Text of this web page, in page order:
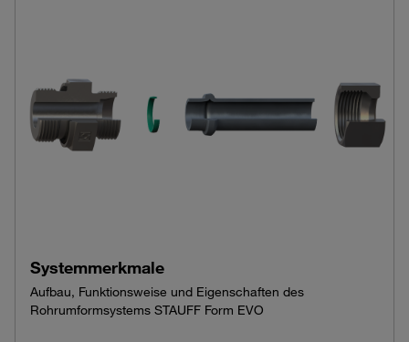
Systemmerkmale
Aufbau, Funktionsweise und Eigenschaften des
Rohrumformsystems STAUFF Form EVO